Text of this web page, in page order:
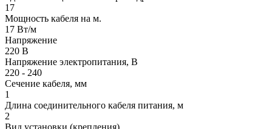
17
Мощность кабеля на м.
17 Вт/м
Напряжение
220 В
Напряжение электропитания, В
220 - 240
Сечение кабеля, мм
1
Длина соединительного кабеля питания, м
2
Вид установки (крепления)